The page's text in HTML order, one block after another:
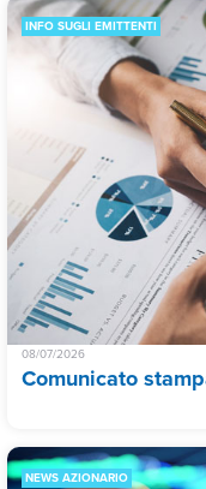
INFO SUGLI EMITTENTI
08/07/2026
Comunicato
NEWS AZIONARIO